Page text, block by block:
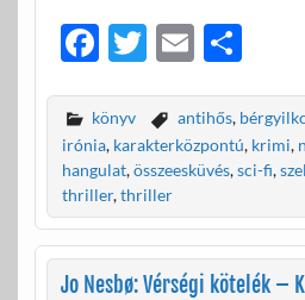
F
e
b
o
o
k
T
itt
er
E
ail
O
za
m
g
könyv antihős,
irónia, karakterközpontú, krimi,
hangulat,összeesküvés,sci-fi,
thriller,thriller
Jo Nesbø: Vérségi kötelék –